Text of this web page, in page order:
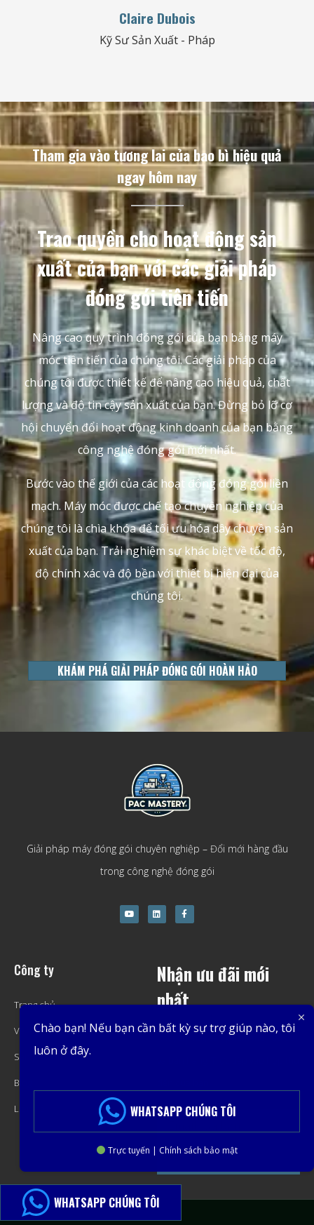
Claire Dubois
Kỹ Sư Sản Xuất - Pháp
Tham gia vào tương lai của bao bì hiệu quả
ngay hôm nay
Trao quyền cho hoạt động sản
xuất của bạn với các giải pháp
đóng gói tiên tiến
Nâng cao quy trình đóng gói của bạn bằng máy
móc tiên tiến của chúng tôi. Các giải pháp của
chúng tôi được thiết kế để nâng cao hiệu quả, chất
lượng và độ tin cậy sản xuất của bạn. Đừng bỏ lỡ cơ
hội chuyển đổi hoạt động kinh doanh của bạn bằng
công nghệ đóng gói mới nhất.
Bước vào thế giới của các hoạt động đóng gói liền
mạch. Máy móc được chế tạo chuyên nghiệp của
chúng tôi là chìa khóa để tối ưu hóa dây chuyền sản
xuất của bạn. Trải nghiệm sự khác biệt về tốc độ,
độ chính xác và độ bền với thiết bị hiện đại của
chúng tôi.
KHÁM PHÁ GIẢI PHÁP ĐÓNG GÓI HOÀN HẢO
Giải pháp máy đóng gói chuyên nghiệp – Đổi mới hàng đầu
trong công nghệ đóng gói
Công ty
Trang chủ
Về
Sản phẩm
Blog
Liên hệ
Nhận ưu đãi mới
nhất
Khuyến mãi, sản phẩm mới, ưu đãi
Đặt Mua
Chào bạn! Nếu bạn cần bất kỳ sự trợ giúp nào, tôi
luôn ở đây.
WHATSAPP CHÚNG TÔI
Trực tuyến | Chính sách bảo mật
WHATSAPP CHÚNG TÔI